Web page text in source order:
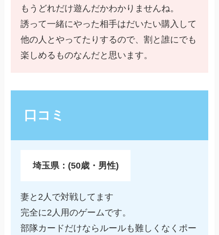
もうどれだけ遊んだかわかりませんね。
誘って一緒にやった相手はだいたい購入して
他の人とやってたりするので、割と誰にでも
楽しめるものなんだと思います。
口コミ
埼玉県：(50歳・男性)
妻と2人で対戦してます
完全に2人用のゲームです。
部隊カードだけならルールも難しくなくポー